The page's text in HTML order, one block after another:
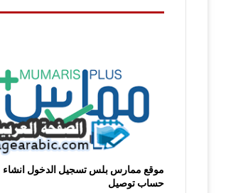
موقع ممارس بلس تسجيل الدخول انشاء
حساب توصيل